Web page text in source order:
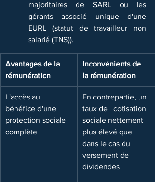
majoritaires de SARL ou les
gérants associé unique d'une
EURL (statut de travailleur non
salarié (TNS)).
Avantages de la
rémunération
Inconvénients de
la rémunération
L'accès au
bénéfice d'une
protection sociale
complète
​En contrepartie, un
taux de   cotisation
sociale nettement
plus élevé que
dans le cas du
versement de
dividendes